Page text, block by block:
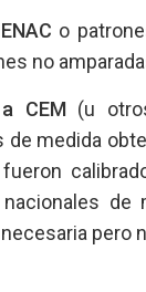
o
no
CEM(u
de medida
de
pero